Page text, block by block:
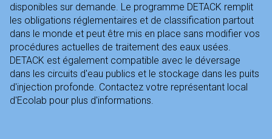
disponibles sur demande. Le programme DETACK remplit
les obligations réglementaires et de classification partout
dans le monde et peut être mis en place sans modifier vos
procédures actuelles de traitement des eaux usées.
DETACK est également compatible avec le déversage
dans les circuits d'eau publics et le stockage dans les puits
d'injection profonde. Contactez votre représentant local
d'Ecolab pour plus d'informations.